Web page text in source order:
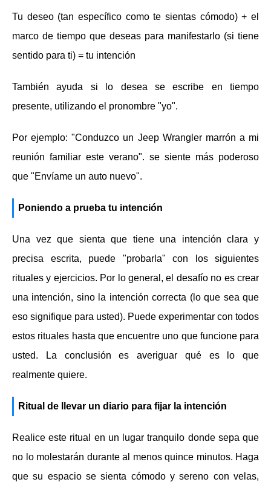
Tu deseo (tan específico como te sientas cómodo) + el
marco de tiempo que deseas para manifestarlo (si tiene
sentido para ti) = tu intención
También ayuda si lo desea se escribe en tiempo
presente, utilizando el pronombre "yo".
Por ejemplo: "Conduzco un Jeep Wrangler marrón a mi
reunión familiar este verano". se siente más poderoso
que "Envíame un auto nuevo".
Poniendo a prueba tu intención
Una vez que sienta que tiene una intención clara y
precisa escrita, puede "probarla" con los siguientes
rituales y ejercicios. Por lo general, el desafío no es crear
una intención, sino la intención correcta (lo que sea que
eso signifique para usted). Puede experimentar con todos
estos rituales hasta que encuentre uno que funcione para
usted. La conclusión es averiguar qué es lo que
realmente quiere.
Ritual de llevar un diario para fijar la intención
Realice este ritual en un lugar tranquilo donde sepa que
no lo molestarán durante al menos quince minutos. Haga
que su espacio se sienta cómodo y sereno con velas,